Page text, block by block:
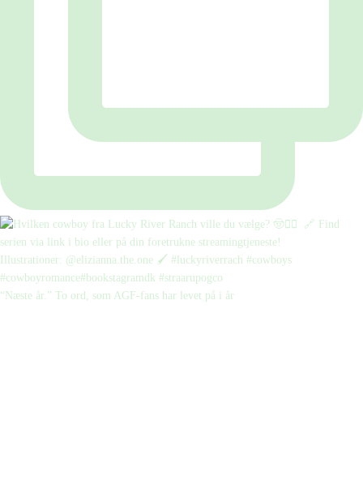
“Næste år.” To ord, som AGF-fans har levet på i år